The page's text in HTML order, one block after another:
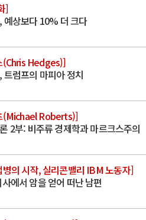
]
예상보다 10% 더 크다
(Chris Hedges)]
트럼프의 마피아 정치
(Michael Roberts)]
2부: 비주류 경제학과 마르크스주의
의 시작, 실리콘밸리 IBM 노동자]
에서 암을 얻어 떠난 남편